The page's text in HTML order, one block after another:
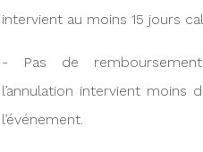
intervient au moins 15 jours
- Pas de
l’annulation intervient moins
l’événement.